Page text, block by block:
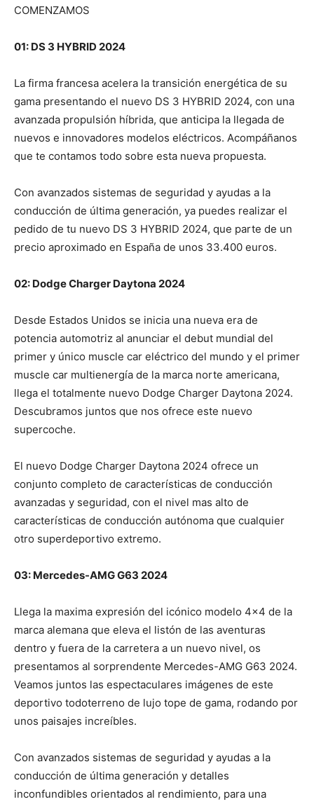
COMENZAMOS
01: DS 3 HYBRID 2024
La firma francesa acelera la transición energética de su
gama presentando el nuevo DS 3 HYBRID 2024, con una
avanzada propulsión híbrida, que anticipa la llegada de
nuevos e innovadores modelos eléctricos. Acompáñanos
que te contamos todo sobre esta nueva propuesta.
Con avanzados sistemas de seguridad y ayudas a la
conducción de última generación, ya puedes realizar el
pedido de tu nuevo DS 3 HYBRID 2024, que parte de un
precio aproximado en España de unos 33.400 euros.
02: Dodge Charger Daytona 2024
Desde Estados Unidos se inicia una nueva era de
potencia automotriz al anunciar el debut mundial del
primer y único muscle car eléctrico del mundo y el primer
muscle car multienergía de la marca norte americana,
llega el totalmente nuevo Dodge Charger Daytona 2024.
Descubramos juntos que nos ofrece este nuevo
supercoche.
El nuevo Dodge Charger Daytona 2024 ofrece un
conjunto completo de características de conducción
avanzadas y seguridad, con el nivel mas alto de
características de conducción autónoma que cualquier
otro superdeportivo extremo.
03: Mercedes-AMG G63 2024
Llega la maxima expresión del icónico modelo 4×4 de la
marca alemana que eleva el listón de las aventuras
dentro y fuera de la carretera a un nuevo nivel, os
presentamos al sorprendente Mercedes-AMG G63 2024.
Veamos juntos las espectaculares imágenes de este
deportivo todoterreno de lujo tope de gama, rodando por
unos paisajes increíbles.
Con avanzados sistemas de seguridad y ayudas a la
conducción de última generación y detalles
inconfundibles orientados al rendimiento, para una